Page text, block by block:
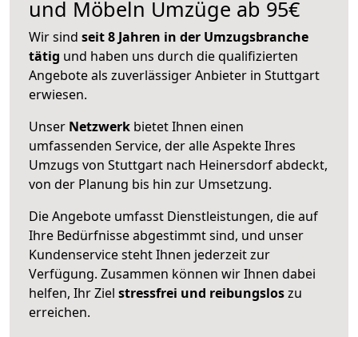
und Möbeln Umzüge ab 95€
Wir sind seit 8 Jahren in der Umzugsbranche
tätig und haben uns durch die qualifizierten
Angebote als zuverlässiger Anbieter in Stuttgart
erwiesen.
Unser Netzwerk bietet Ihnen einen
umfassenden Service, der alle Aspekte Ihres
Umzugs von Stuttgart nach Heinersdorf abdeckt,
von der Planung bis hin zur Umsetzung.
Die Angebote umfasst Dienstleistungen, die auf
Ihre Bedürfnisse abgestimmt sind, und unser
Kundenservice steht Ihnen jederzeit zur
Verfügung. Zusammen können wir Ihnen dabei
helfen, Ihr Ziel stressfrei und reibungsloszu
erreichen.